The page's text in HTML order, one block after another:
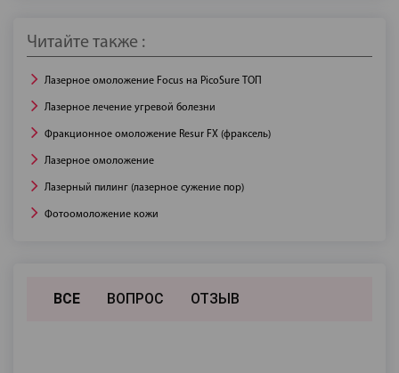
Читайте также :
Лазерное омоложение Focus на PicoSure ТОП
Лазерное лечение угревой болезни
Фракционное омоложение Resur FX (фраксель)
Лазерное омоложение
Лазерный пилинг (лазерное сужение пор)
Фотоомоложение кожи
ВСЕ ВОПРОС ОТЗЫВ